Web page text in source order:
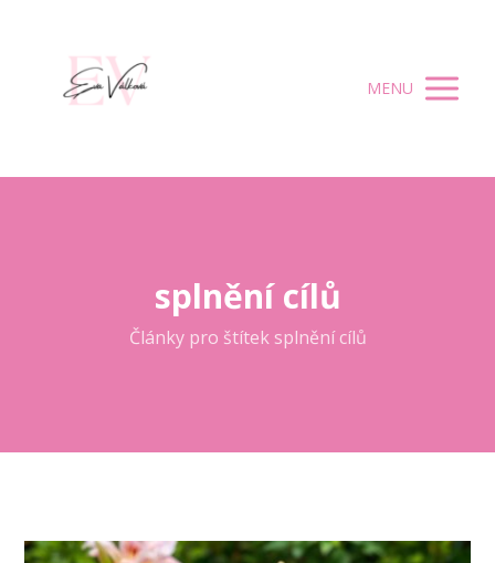
MENU
splnění cílů
Články pro štítek splnění cílů